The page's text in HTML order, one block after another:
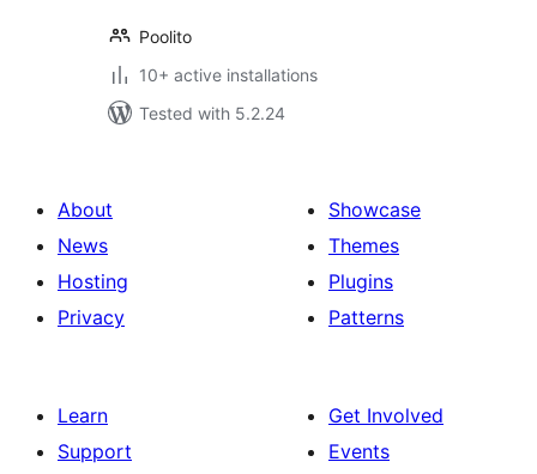
Poolito
10+ active installations
Tested with 5.2.24
About
News
Hosting
Privacy
Showcase
Themes
Plugins
Patterns
Learn
Support
Get Involved
Events